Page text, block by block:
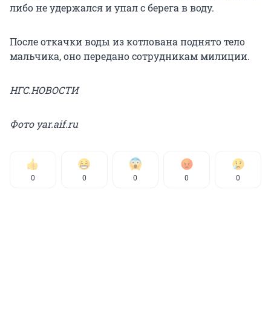
либо не удержался и упал с берега в воду.
После откачки воды из котлована поднято тело
мальчика, оно передано сотрудникам милиции.
НГС.НОВОСТИ
Фото yar.aif.ru
0 0 0 0 0